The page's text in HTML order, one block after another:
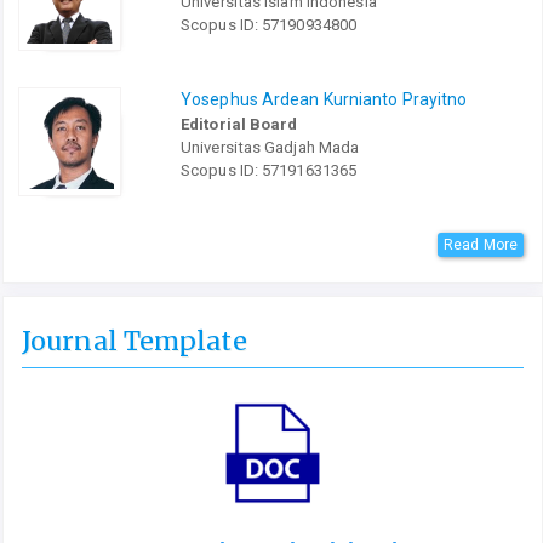
Scopus ID: 57190934800
Yosephus Ardean Kurnianto Prayitno
Editorial Board
Universitas Gadjah Mada
Scopus ID: 57191631365
Read More
Journal Template